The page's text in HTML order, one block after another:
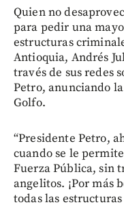
Quien no
para pedir una
estructuras
Antioquia, Andrés
través de sus redes
Petro, anunciando
Golfo.
“Presidente Petro,
cuando se le
Fuerza Pública, sin
angelitos. ¡Por más
todas las